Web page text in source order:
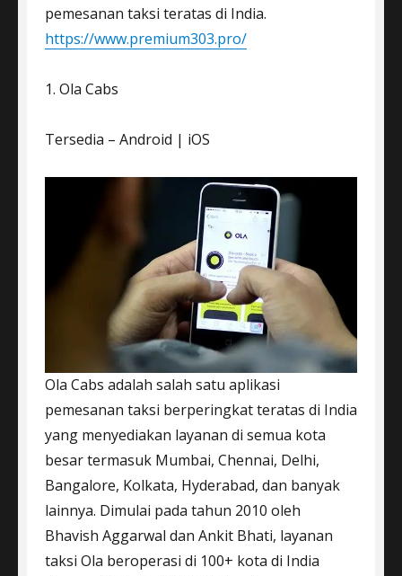
pemesanan taksi teratas di India.
https://www.premium303.pro/
1. Ola Cabs
Tersedia – Android | iOS
Ola Cabs adalah salah satu aplikasi
pemesanan taksi berperingkat teratas di India
yang menyediakan layanan di semua kota
besar termasuk Mumbai, Chennai, Delhi,
Bangalore, Kolkata, Hyderabad, dan banyak
lainnya. Dimulai pada tahun 2010 oleh
Bhavish Aggarwal dan Ankit Bhati, layanan
taksi Ola beroperasi di 100+ kota di India